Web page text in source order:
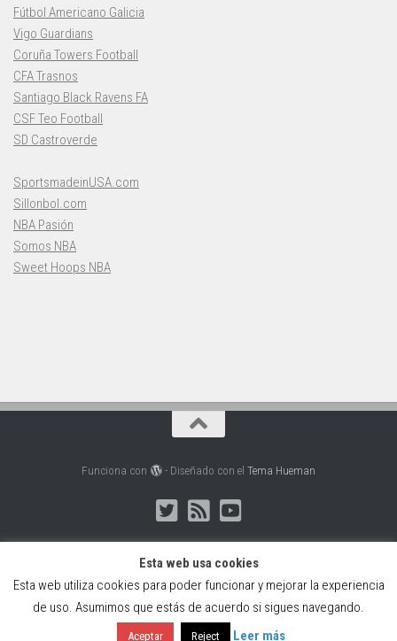
Fútbol Americano Galicia
Vigo Guardians
Coruña Towers Football
CFA Trasnos
Santiago Black Ravens FA
CSF Teo Football
SD Castroverde
SportsmadeinUSA.com
Sillonbol.com
NBA Pasión
Somos NBA
Sweet Hoops NBA
Funciona con - Diseñado con el Tema Hueman
Web creada, alojada y mantenida por Café Dixital SL - 2026.
Visítanos enhttps://cafedixital.como ponte en contacto con
nosotros en
info@cafedixital.com
Esta web usa cookies
Esta web utiliza cookies para poder funcionar y mejorar la experiencia
de uso. Asumimos que estás de acuerdo si sigues navegando.
Aceptar Reject Leer más